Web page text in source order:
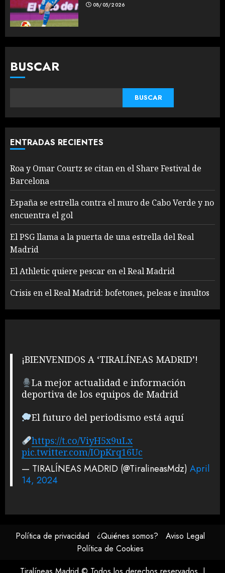
08/05/2026
BUSCAR
BUSCAR
ENTRADAS RECIENTES
Roa y Omar Courtz se citan en el Share Festival de
Barcelona
España se estrella contra el muro de Cabo Verde y no
encuentra el gol
El PSG llama a la puerta de una estrella del Real
Madrid
El Athletic quiere pescar en el Real Madrid
Crisis en el Real Madrid: bofetones, peleas e insultos
¡BIENVENIDOS A ‘TIRALÍNEAS MADRID’!
La mejor actualidad e información
deportiva de los equipos de Madrid
El futuro del periodismo está aquí
https://t.co/ViyH5x9uLx
pic.twitter.com/IOpKrq16Uc
— TIRALÍNEAS MADRID (@TiralineasMdz) April
14, 2024
Política de privacidad ¿Quiénes somos?
Aviso Legal
Política de Cookies